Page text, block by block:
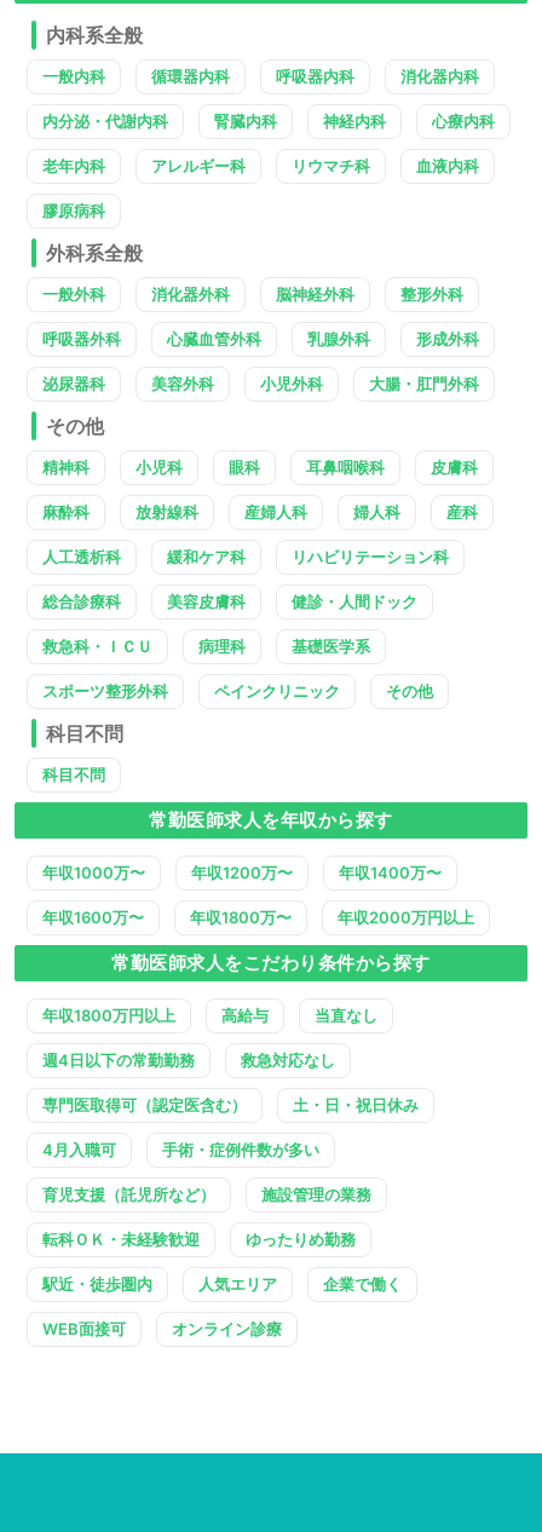
内科系全般
一般内科 循環器内科 呼吸器内科 消化器内科
内分泌・代謝内科 腎臓内科 神経内科 心療内科
老年内科 アレルギー科 リウマチ科 血液内科
膠原病科
外科系全般
一般外科 消化器外科 脳神経外科 整形外科
呼吸器外科 心臓血管外科 乳腺外科 形成外科
泌尿器科 美容外科 小児外科 大腸・肛門外科
その他
精神科 小児科 眼科 耳鼻咽喉科 皮膚科
麻酔科 放射線科 産婦人科 婦人科 産科
人工透析科 緩和ケア科 リハビリテーション科
総合診療科 美容皮膚科 健診・人間ドック
救急科・ＩＣＵ 病理科 基礎医学系
スポーツ整形外科 ペインクリニック その他
科目不問
科目不問
常勤医師求人を年収から探す
年収1000万〜 年収1200万〜 年収1400万〜
年収1600万〜 年収1800万〜 年収2000万円以上
常勤医師求人をこだわり条件から探す
年収1800万円以上 高給与 当直なし
週4日以下の常勤勤務 救急対応なし
専門医取得可（認定医含む） 土・日・祝日休み
4月入職可 手術・症例件数が多い
育児支援（託児所など） 施設管理の業務
転科ＯＫ・未経験歓迎 ゆったりめ勤務
駅近・徒歩圏内 人気エリア 企業で働く
WEB面接可 オンライン診療